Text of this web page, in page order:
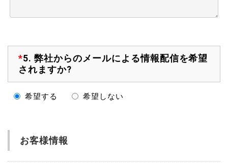
*5. 弊社からのメールによる情報配信を希望
されますか?
希望する 希望しない
お客様情報